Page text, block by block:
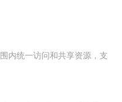
内统一访问和共享资源，支